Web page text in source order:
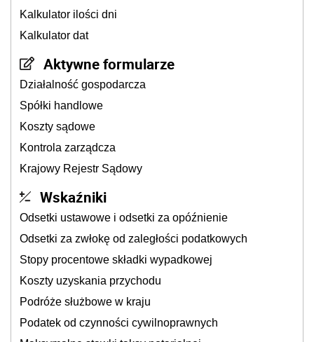
Kalkulator ilości dni
Kalkulator dat
Aktywne formularze
Działalność gospodarcza
Spółki handlowe
Koszty sądowe
Kontrola zarządcza
Krajowy Rejestr Sądowy
Wskaźniki
Odsetki ustawowe i odsetki za opóźnienie
Odsetki za zwłokę od zaległości podatkowych
Stopy procentowe składki wypadkowej
Koszty uzyskania przychodu
Podróże służbowe w kraju
Podatek od czynności cywilnoprawnych